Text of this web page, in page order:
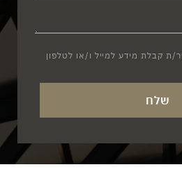
קבלת מידע למייל ו/או לטלפון